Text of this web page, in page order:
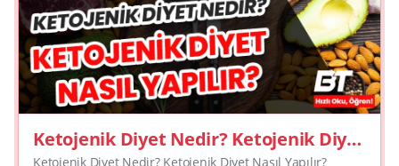
Ketojenik Diyet Nedir? Ketojenik Diyet
Nasıl Yapılır?
Ketojenik Diyet Nedir? Ketojenik Diyet Nasıl Yapılır?